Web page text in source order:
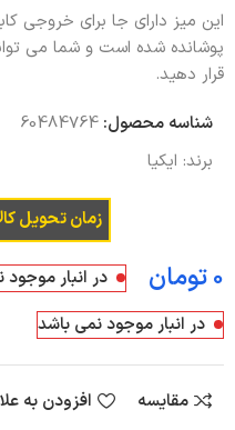
این میز دارای جا برای
پوشانده شده است و شما می
قرار دهید.
شناسه محصول:60484764
برند: ایکیا
زمان تحویل کالا 1 الی 7 روز کاری می
تومان
در انبار
در انبار موجود نمی باشد
مقایسه افزودن به